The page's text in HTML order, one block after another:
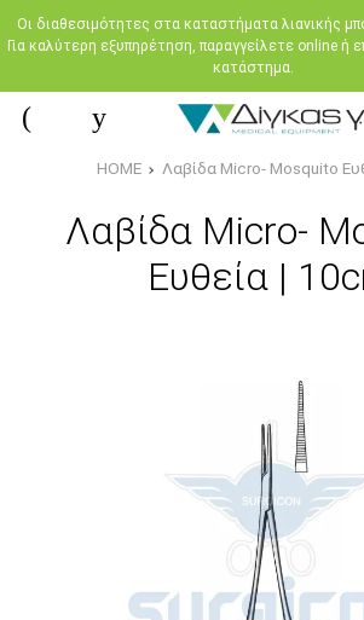
Oι διαθεσιμότητες στα καταστήματα λιανικής
Για καλύτερη εξυπηρέτηση, παραγγείλετε online ή
κατάστημα.
HOME Λαβίδα Micro- Mosquito
Λαβίδα Micro-
Ευθεία |